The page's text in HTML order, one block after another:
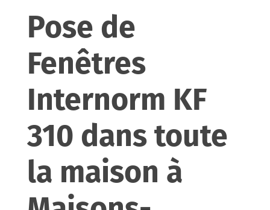
Pose de
Fenêtres
Internorm KF
310 dans toute
la maison à